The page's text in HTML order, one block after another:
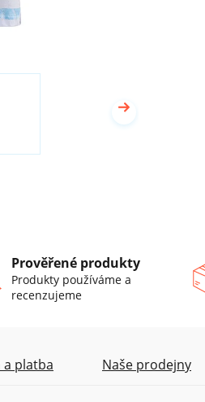
Prověřené produkty
Produkty používáme a
recenzujeme
a platba Naše prodejny